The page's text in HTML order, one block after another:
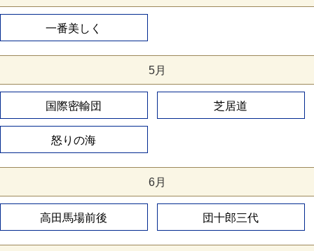
一番美しく
5月
国際密輸団 芝居道
怒りの海
6月
高田馬場前後 団十郎三代